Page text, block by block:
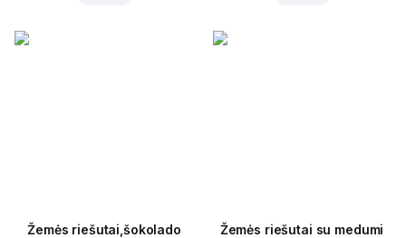
Žemės riešutai,šokolado
Žemės riešutai su medumi